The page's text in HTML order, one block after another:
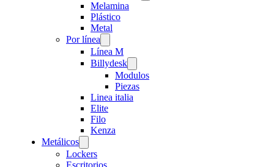
Melamina
Plástico
Metal
Por línea
Línea M
Billydesk
Modulos
Piezas
Linea italia
Elite
Filo
Kenza
Metálicos
Lockers
Escritorios